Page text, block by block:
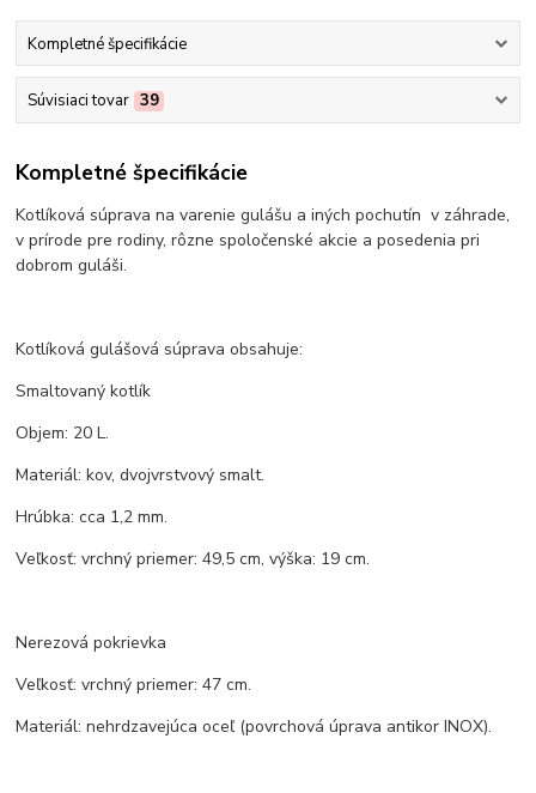
Kompletné špecifikácie
Súvisiaci tovar 39
Kompletné špecifikácie
Kotlíková súprava na varenie gulášu a iných pochutín v záhrade,
v prírode pre rodiny, rôzne spoločenské akcie a posedenia pri
dobrom guláši.
Kotlíková gulášová súprava obsahuje:
Smaltovaný kotlík
Objem: 20 L.
Materiál: kov, dvojvrstvový smalt.
Hrúbka: cca 1,2 mm.
Veľkosť: vrchný priemer: 49,5 cm, výška: 19 cm.
Nerezová pokrievka
Veľkosť: vrchný priemer: 47 cm.
Materiál: nehrdzavejúca oceľ (povrchová úprava antikor INOX).